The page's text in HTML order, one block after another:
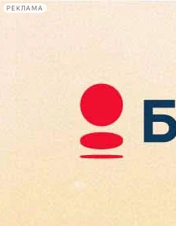
РЕКЛАМА
Сегодня:
2026.08.08
23:46
Афиша Plus